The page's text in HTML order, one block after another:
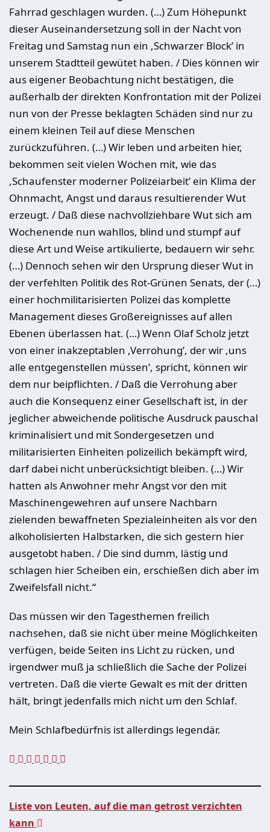
Fahrrad geschlagen wurden. (…) Zum Höhepunkt
dieser Auseinandersetzung soll in der Nacht von
Freitag und Samstag nun ein ,Schwarzer Block’ in
unserem Stadtteil gewütet haben. / Dies können wir
aus eigener Beobachtung nicht bestätigen, die
außerhalb der direkten Konfrontation mit der Polizei
nun von der Presse beklagten Schäden sind nur zu
einem kleinen Teil auf diese Menschen
zurückzuführen. (…) Wir leben und arbeiten hier,
bekommen seit vielen Wochen mit, wie das
,Schaufenster moderner Polizeiarbeit’ ein Klima der
Ohnmacht, Angst und daraus resultierender Wut
erzeugt. / Daß diese nachvollziehbare Wut sich am
Wochenende nun wahllos, blind und stumpf auf
diese Art und Weise artikulierte, bedauern wir sehr.
(…) Dennoch sehen wir den Ursprung dieser Wut in
der verfehlten Politik des Rot-Grünen Senats, der (…)
einer hochmilitarisierten Polizei das komplette
Management dieses Großereignisses auf allen
Ebenen überlassen hat. (…) Wenn Olaf Scholz jetzt
von einer inakzeptablen ,Verrohung’, der wir ,uns
alle entgegenstellen müssen’, spricht, können wir
dem nur beipflichten. / Daß die Verrohung aber
auch die Konsequenz einer Gesellschaft ist, in der
jeglicher abweichende politische Ausdruck pauschal
kriminalisiert und mit Sondergesetzen und
militarisierten Einheiten polizeilich bekämpft wird,
darf dabei nicht unberücksichtigt bleiben. (…) Wir
hatten als Anwohner mehr Angst vor den mit
Maschinengewehren auf unsere Nachbarn
zielenden bewaffneten Spezialeinheiten als vor den
alkoholisierten Halbstarken, die sich gestern hier
ausgetobt haben. / Die sind dumm, lästig und
schlagen hier Scheiben ein, erschießen dich aber im
Zweifelsfall nicht.“
Das müssen wir den Tagesthemen freilich
nachsehen, daß sie nicht über meine Möglichkeiten
verfügen, beide Seiten ins Licht zu rücken, und
irgendwer muß ja schließlich die Sache der Polizei
vertreten. Daß die vierte Gewalt es mit der dritten
hält, bringt jedenfalls mich nicht um den Schlaf.
Mein Schlafbedürfnis ist allerdings legendär.
Liste von Leuten, auf die man getrost verzichten
kann